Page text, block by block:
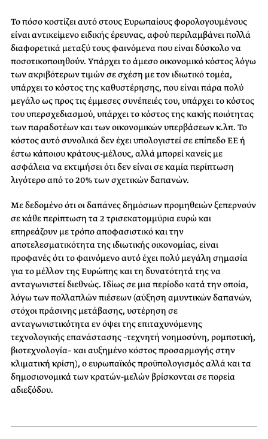
Το πόσο κοστίζει αυτό στους Ευρωπαίους φορολογουμένους
είναι αντικείμενο ειδικής έρευνας, αφού περιλαμβάνει πολλά
διαφορετικά μεταξύ τους φαινόμενα που είναι δύσκολο να
ποσοτικοποιηθούν. Υπάρχει το άμεσο οικονομικό κόστος λόγω
των ακριβότερων τιμών σε σχέση με τον ιδιωτικό τομέα,
υπάρχει το κόστος της καθυστέρησης, που είναι πάρα πολύ
μεγάλο ως προς τις έμμεσες συνέπειές του, υπάρχει το κόστος
του υπερσχεδιασμού, υπάρχει το κόστος της κακής ποιότητας
των παραδοτέων και των οικονομικών υπερβάσεων κ.λπ. Το
κόστος αυτό συνολικά δεν έχει υπολογιστεί σε επίπεδο ΕΕ ή
έστω κάποιου κράτους-μέλους, αλλά μπορεί κανείς με
ασφάλεια να εκτιμήσει ότι δεν είναι σε καμία περίπτωση
λιγότερο από το 20% των σχετικών δαπανών.
Με δεδομένο ότι οι δαπάνες δημόσιων προμηθειών ξεπερνούν
σε κάθε περίπτωση τα 2 τρισεκατομμύρια ευρώ και
επηρεάζουν με τρόπο αποφασιστικό και την
αποτελεσματικότητα της ιδιωτικής οικονομίας, είναι
προφανές ότι το φαινόμενο αυτό έχει πολύ μεγάλη σημασία
για το μέλλον της Ευρώπης και τη δυνατότητά της να
ανταγωνιστεί διεθνώς. Ιδίως σε μια περίοδο κατά την οποία,
λόγω των πολλαπλών πιέσεων (αύξηση αμυντικών δαπανών,
στόχοι πράσινης μετάβασης, υστέρηση σε
ανταγωνιστικότητα εν όψει της επιταχυνόμενης
τεχνολογικής επανάστασης –τεχνητή νοημοσύνη, ρομποτική,
βιοτεχνολογία– και αυξημένο κόστος προσαρμογής στην
κλιματική κρίση), ο ευρωπαϊκός προϋπολογισμός αλλά και τα
δημοσιονομικά των κρατών-μελών βρίσκονται σε πορεία
αδιεξόδου.